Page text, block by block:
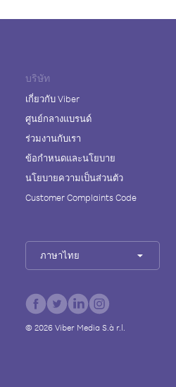
บริษัท
เกี่ยวกับ Viber
ศูนย์กลางแบรนด์
ร่วมงานกับเรา
ข้อกำหนดและนโยบาย
นโยบายความเป็นส่วนตัว
Customer Complaints Code
ภาษาไทย
© 2026Viber Media S.à r.l.